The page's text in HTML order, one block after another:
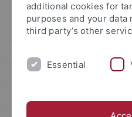
Aktuelles
Forschung
additional cookies for
purposes and your data
third party’s other
Essential